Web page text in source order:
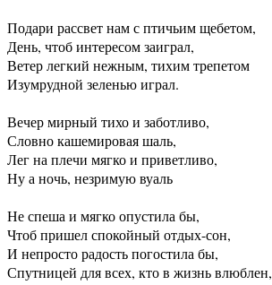
Подари рассвет нам с птичьим щебетом,
День, чтоб интересом заиграл,
Ветер легкий нежным, тихим трепетом
Изумрудной зеленью играл.
Вечер мирный тихо и заботливо,
Словно кашемировая шаль,
Лег на плечи мягко и приветливо,
Ну а ночь, незримую вуаль
Не спеша и мягко опустила бы,
Чтоб пришел спокойный отдых-сон,
И непросто радость погостила бы,
Спутницей для всех, кто в жизнь влюблен,